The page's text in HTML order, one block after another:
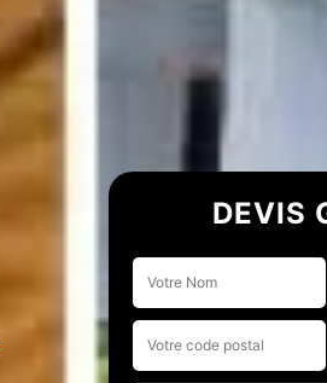
DEVIS